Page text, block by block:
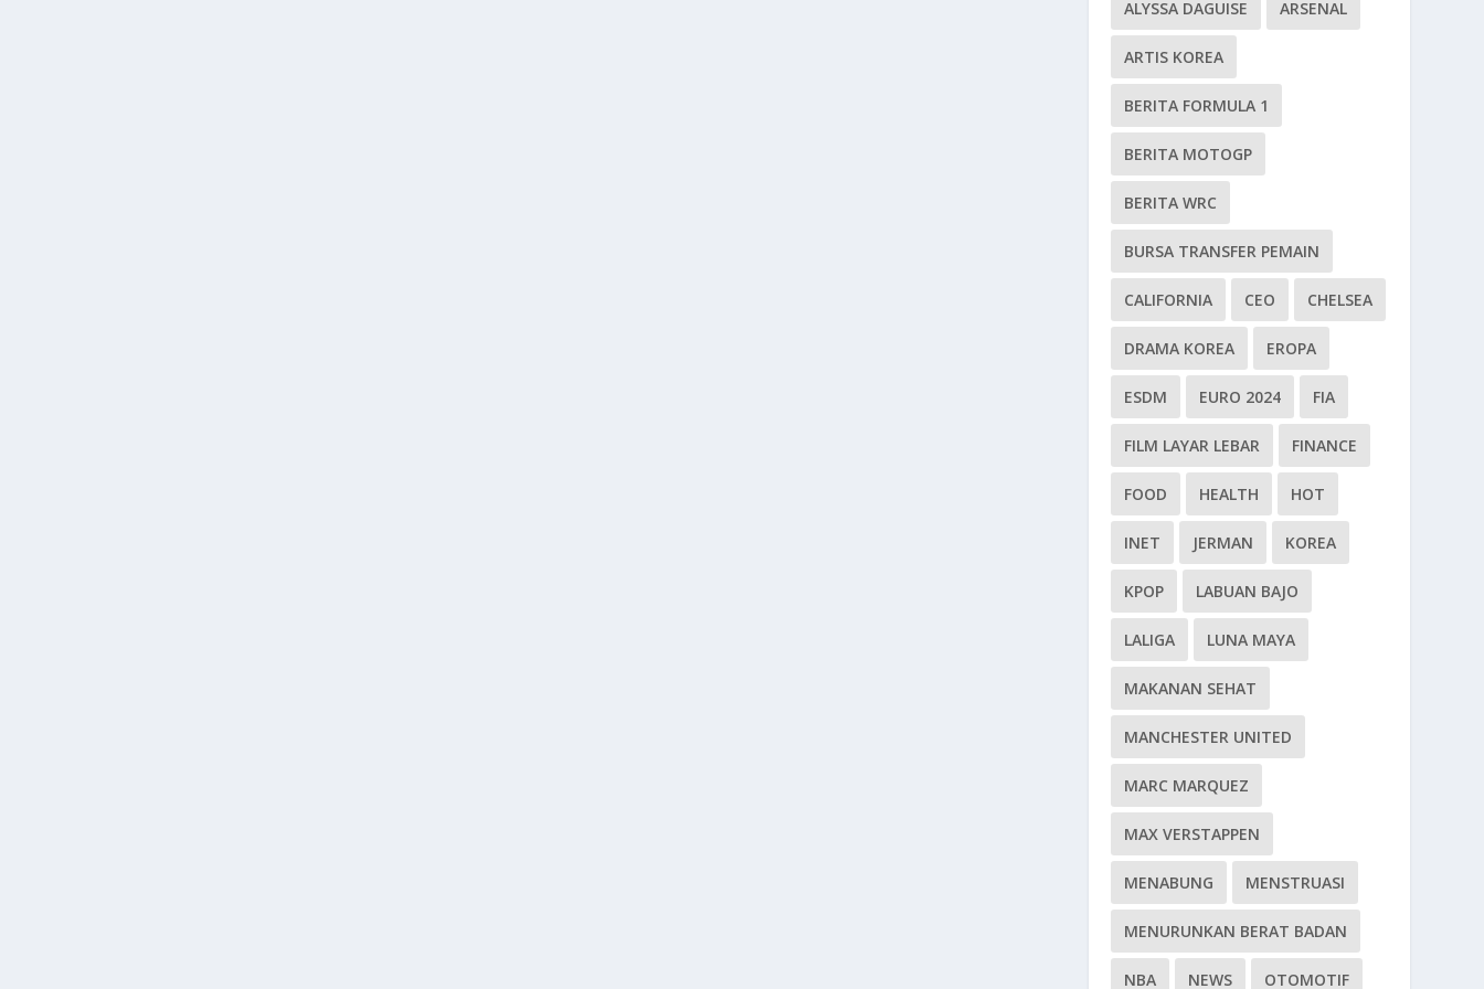
ALYSSA DAGUISE ARSENAL
ARTIS KOREA
BERITA FORMULA 1
BERITA MOTOGP
BERITA WRC
BURSA TRANSFER PEMAIN
CALIFORNIA CEO CHELSEA
DRAMA KOREA EROPA
ESDM EURO 2024 FIA
FILM LAYAR LEBAR FINANCE
FOOD HEALTH HOT
INET JERMAN KOREA
KPOP LABUAN BAJO
LALIGA LUNA MAYA
MAKANAN SEHAT
MANCHESTER UNITED
MARC MARQUEZ
MAX VERSTAPPEN
MENABUNG MENSTRUASI
MENURUNKAN BERAT BADAN
NBA NEWS OTOMOTIF